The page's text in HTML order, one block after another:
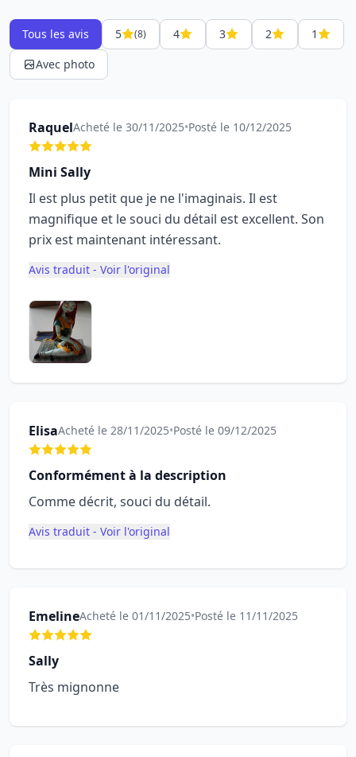
Tous les avis 5 (8) 4 3 2
1
Avec photo
RaquelAcheté le 30/11/2025•Posté le 10/12/2025
Mini Sally
Il est plus petit que je ne l'imaginais. Il est
magnifique et le souci du détail est excellent. Son
prix est maintenant intéressant.
Avis traduit - Voir l'original
ElisaAcheté le 28/11/2025•Posté le 09/12/2025
Conformément à la description
Comme décrit, souci du détail.
Avis traduit - Voir l'original
EmelineAcheté le 01/11/2025•Posté le 11/11/2025
Sally
Très mignonne